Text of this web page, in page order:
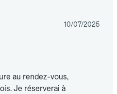
10/07/2025
au rendez-vous,
Je réserverai à